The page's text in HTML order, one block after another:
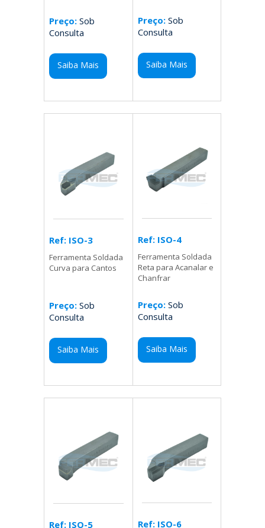
Preço: Sob
Consulta
Saiba Mais
Preço:Sob
Consulta
Saiba Mais
Ref: ISO-3
Ferramenta Soldada
Curva para Cantos
Preço: Sob
Consulta
Saiba Mais
Ref: ISO-4
Ferramenta Soldada
Reta para Acanalar e
Chanfrar
Preço:Sob
Consulta
Saiba Mais
Ref: ISO-5 Ref: ISO-6